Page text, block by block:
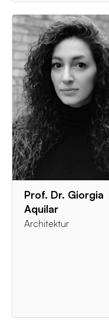
Prof. Dr. Giorgia
Aquilar
Architektur